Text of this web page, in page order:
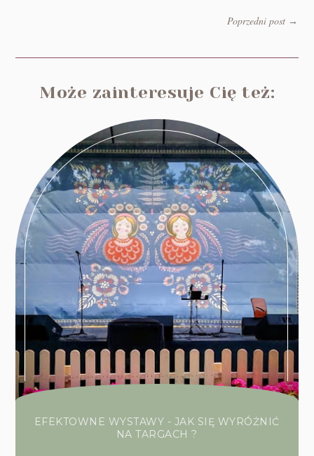
Poprzedni post→
Może zainteresuje Cię też:
EFEKTOWNE WYSTAWY - JAK SIĘ WYRÓŻNIĆ
NA TARGACH ?